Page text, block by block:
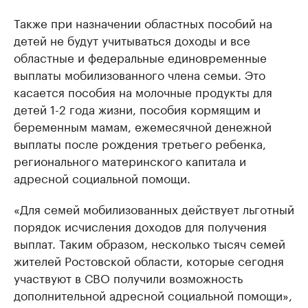
Также при назначении областных пособий на
детей не будут учитываться доходы и все
областные и федеральные единовременные
выплаты мобилизованного члена семьи. Это
касается пособия на молочные продукты для
детей 1-2 года жизни, пособия кормящим и
беременным мамам, ежемесячной денежной
выплаты после рождения третьего ребенка,
регионального материнского капитала и
адресной социальной помощи.
«Для семей мобилизованных действует льготный
порядок исчисления доходов для получения
выплат. Таким образом, несколько тысяч семей
жителей Ростовской области, которые сегодня
участвуют в СВО получили возможность
дополнительной адресной социальной помощи»,